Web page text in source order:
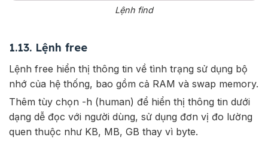
Lệnh find
1.13. Lệnh free
Lệnh free hiển thị thông tin về tình trạng sử dụng bộ
nhớ của hệ thống, bao gồm cả RAM và swap memory.
Thêm tùy chọn -h (human) để hiển thị thông tin dưới
dạng dễ đọc với người dùng, sử dụng đơn vị đo lường
quen thuộc như KB, MB, GB thay vì byte.